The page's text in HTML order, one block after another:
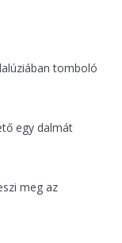
tomboló
egy dalmát
meg az